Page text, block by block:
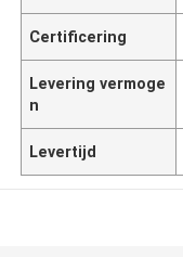
Certificering
Levering vermoge
n
Levertijd